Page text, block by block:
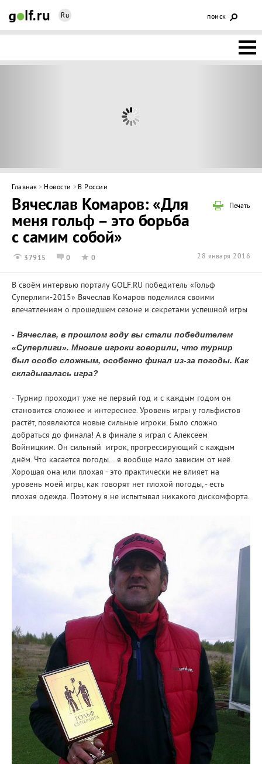
Ru поиск
ГОЛЬФ-
ИНТЕРАКТИВ
НЕДВИЖИМОСТЬ
Главная > Новости > В России
Печать
Вячеслав Комаров: «Для
меня гольф – это борьба
с самим собой»
37915 0 0 28 января 2016
В своём интервью порталу GOLF.RU победитель «Гольф
Суперлиги-2015» Вячеслав Комаров поделился своими
впечатлениям о прошедшем сезоне и секретами успешной игры
- Вячеслав, в прошлом году вы стали победителем
«Суперлиги». Многие игроки говорили, что турнир
был особо сложным, особенно финал из-за погоды. Как
складывалась игра?
- Турнир проходит уже не первый год и с каждым годом он
становится сложнее и интереснее. Уровень игры у гольфистов
растёт, появляются новые сильные игроки. Было сложно
добраться до финала! А в финале я играл с Алексеем
Войницким. Он сильный игрок, прогрессирующий с каждым
днём. Что касается погоды… я вообще мало зависим от неё.
Хорошая она или плохая - это практически не влияет на
уровень моей игры, как говорят нет плохой погоды, - есть
плохая одежда. Поэтому я не испытывал никакого дискомфорта.